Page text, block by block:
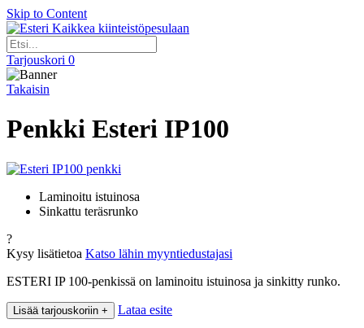
Skip to Content
Kaikkea kiinteistöpesulaan
Tarjouskori 0
Takaisin
Penkki Esteri IP100
Laminoitu istuinosa
Sinkattu teräsrunko
?
Kysy lisätietoa Katso lähin myyntiedustajasi
ESTERI IP 100-penkissä on laminoitu istuinosa ja sinkitty runko.
Lisää tarjouskoriin + Lataa esite